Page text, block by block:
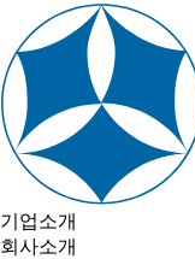
기업소개
회사소개